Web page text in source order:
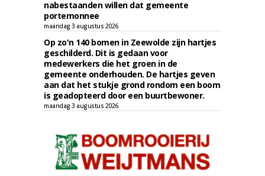
nabestaanden willen dat gemeente
portemonnee
maandag 3 augustus 2026
Op zo'n 140 bomen in Zeewolde zijn hartjes
geschilderd. Dit is gedaan voor
medewerkers die het groen in de
gemeente onderhouden. De hartjes geven
aan dat het stukje grond rondom een boom
is geadopteerd door een buurtbewoner.
maandag 3 augustus 2026